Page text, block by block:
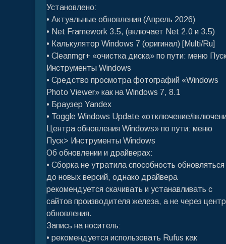
Установлено:
• Актуальные обновления (Апрель 2026)
• Net Framework 3.5, (включает Net 2.0 и 3.5)
• Калькулятор Windows 7 (оригинал) [Multi/Ru]
• Cleanmgr+ «очистка диска» по пути: меню
Инструменты Windows
• Средство просмотра фотографий «Windows
Photo Viewer» как на Windows 7, 8.1
• Браузер Yandex
• Toggle Windows Update «отключение/
Центрa обновления Windows» по пути: меню
Пуск> Инструменты Windows
Об обновлении и драйверах:
• Сборка не утратила способность обновляться
до новых версий, однако драйвера
рекомендуется скачивать и устанавливать с
сайтов производителя железа, а не через центр
обновления.
Запись на носитель:
• рекомендуется использовать Rufus как